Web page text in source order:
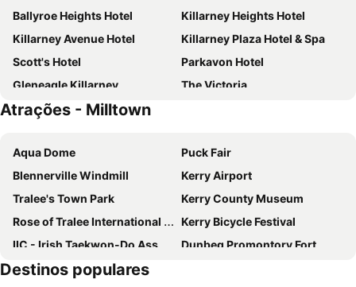
Ballyroe Heights Hotel
Killarney Heights Hotel
Killarney Avenue Hotel
Killarney Plaza Hotel & Spa
Scott's Hotel
Parkavon Hotel
Gleneagle Killarney
The Victoria
Douglasha House
International Hotel Killarney
The Glenbeigh Hotel
Randles Hotel
Woodlawn House
The Ferris Wheel B&B
The Europe Hotel & Resort
The Rose Hotel
Manor West Hotel & Leisure Club
Brandon Hotel Conference & Leisure Centre
Hotel Earl Of Desmond
Grand Hotel Tralee
Atrações - Milltown
Aqua Dome
Puck Fair
Blennerville Windmill
Kerry Airport
Tralee's Town Park
Kerry County Museum
Rose of Tralee International Festival
Kerry Bicycle Festival
IIC - Irish Taekwon-Do Association
Dunbeg Promontory Fort
Dingle Harbour
Destinos populares